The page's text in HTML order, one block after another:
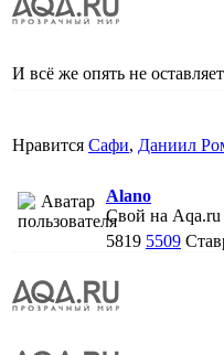
И всё же опять не
Нравится Сафи, Даниил
Alano
Свой на Aqa.ru
5819 5509